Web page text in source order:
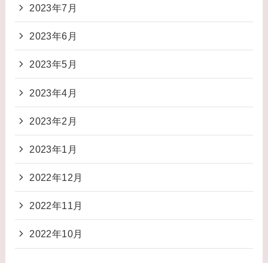
2023年7月
2023年6月
2023年5月
2023年4月
2023年2月
2023年1月
2022年12月
2022年11月
2022年10月